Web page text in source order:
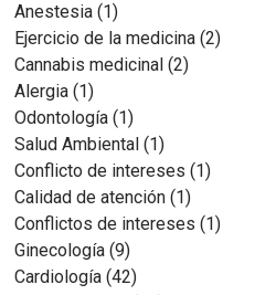
Anestesia (1)
Ejercicio de la medicina (2)
Cannabis medicinal (2)
Alergia (1)
Odontología (1)
Salud Ambiental (1)
Conflicto de intereses (1)
Calidad de atención (1)
Conflictos de intereses (1)
Ginecología (9)
Cardiología (42)